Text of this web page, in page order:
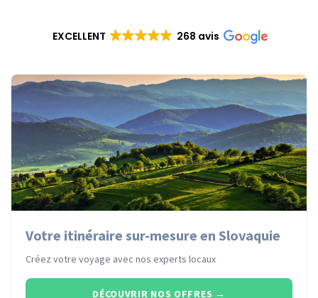
EXCELLENT 268 avis
Votre itinéraire sur-mesure en Slovaquie
Créez votre voyage avec nos experts locaux
DÉCOUVRIR NOS OFFRES →